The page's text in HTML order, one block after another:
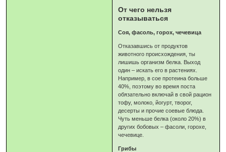
От чего нельзя
отказываться
Соя, фасоль, горох, чечевица
Отказавшись от продуктов
животного происхождения, ты
лишишь организм белка. Выход
один – искать его в растениях.
Например, в сое протеина больше
40%, поэтому во время поста
обязательно включай в свой рацион
тофу, молоко, йогурт, творог,
десерты и прочие соевые блюда.
Чуть меньше белка (около 20%) в
других бобовых – фасоли, горохе,
чечевице.
Грибы